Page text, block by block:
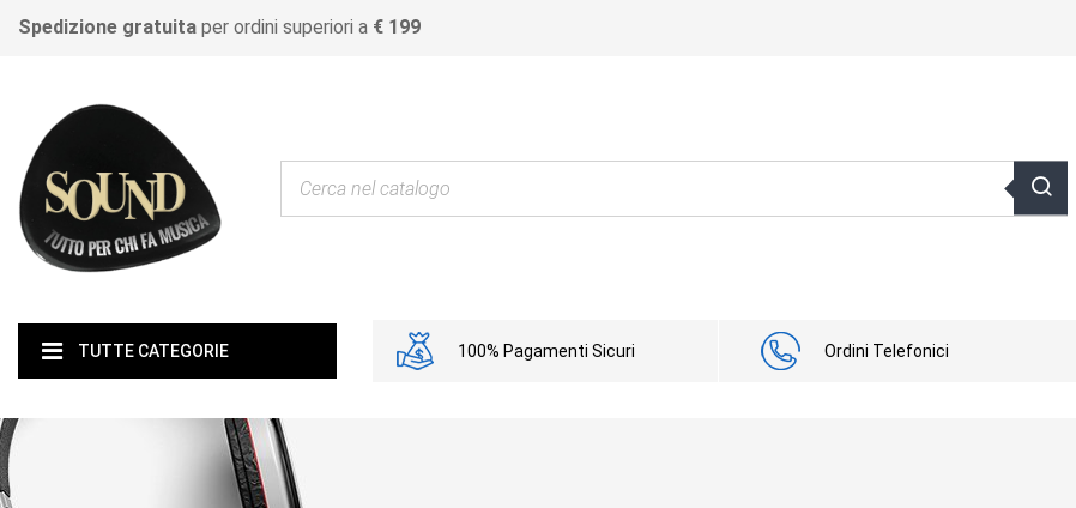
Spedizione gratuita per ordini superiori a € 199
TUTTE CATEGORIE 100% Pagamenti Sicuri Ordini Telefonici